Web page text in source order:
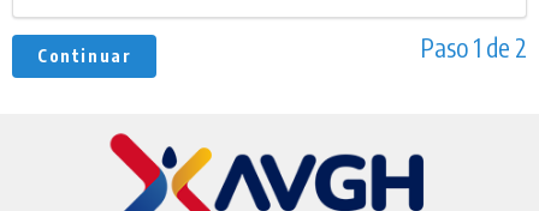
Continuar Paso 1 de 2